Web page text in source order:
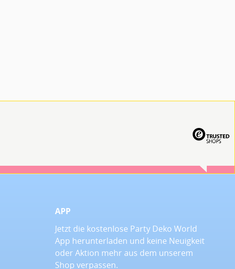
APP
Jetzt die kostenlose Party Deko World
App herunterladen und keine Neuigkeit
oder Aktion mehr aus dem unserem
Shop verpassen.